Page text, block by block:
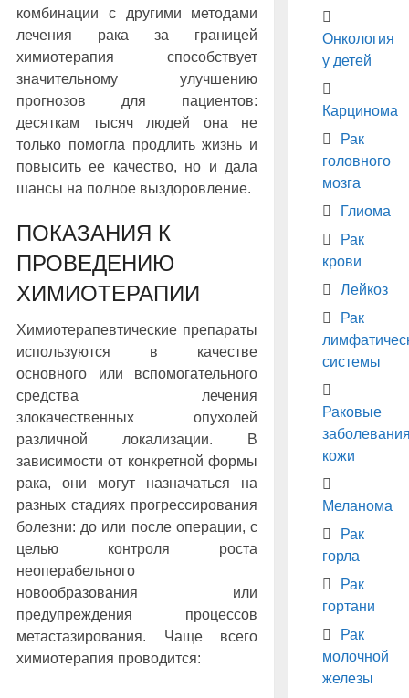
комбинации с другими методами
лечения рака за границей
химиотерапия способствует
значительному улучшению
прогнозов для пациентов:
десяткам тысяч людей она не
только помогла продлить жизнь и
повысить ее качество, но и дала
шансы на полное выздоровление.
ПОКАЗАНИЯ К
ПРОВЕДЕНИЮ
ХИМИОТЕРАПИИ
Химиотерапевтические препараты
используются в качестве
основного или вспомогательного
средства лечения
злокачественных опухолей
различной локализации. В
зависимости от конкретной формы
рака, они могут назначаться на
разных стадиях прогрессирования
болезни: до или после операции, с
целью контроля роста
неоперабельного
новообразования или
предупреждения процессов
метастазирования. Чаще всего
химиотерапия проводится:
Онкология
у детей
Карцинома
Рак
головного
мозга
Глиома
Рак
крови
Лейкоз
Рак
системы
Раковые
кожи
Меланома
Рак
горла
Рак
гортани
Рак
молочной
железы